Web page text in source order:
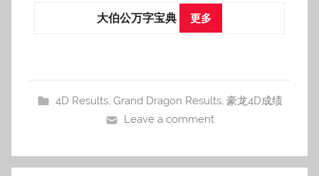
大伯公万字宝典 更多
4D Results,Grand Dragon Results,豪龙4D成绩
Leave a comment